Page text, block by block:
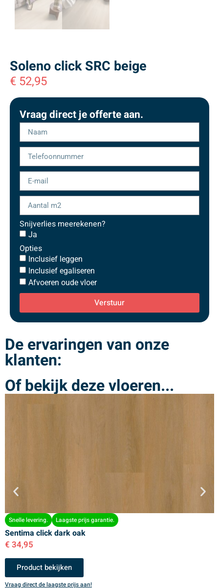
Soleno click SRC beige
€ 52,95
Vraag direct je offerte aan.
Snijverlies meerekenen?
Ja
Opties
Inclusief leggen
Inclusief egaliseren
Afvoeren oude vloer
Verstuur
De ervaringen van onze
klanten:
Of bekijk deze vloeren...
Snelle levering. Laagste prijs garantie.
Sentima click dark oak
€ 34,95
Product bekijken
Vraag direct de laagste prijs aan!